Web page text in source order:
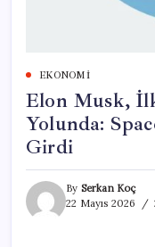
EKONOMI
Elon Musk,
Yolunda:
Girdi
By Serkan Koç
22 Mayıs 2026